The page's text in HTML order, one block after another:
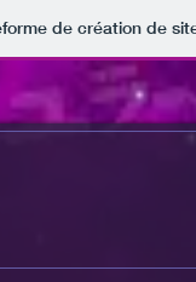
de création de